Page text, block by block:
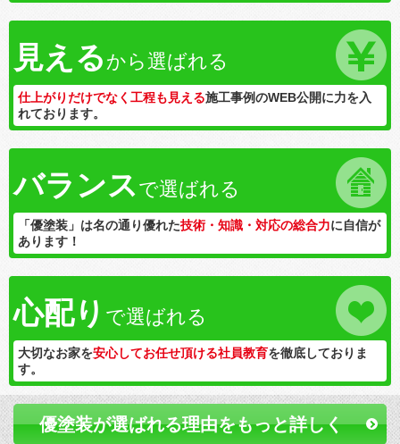
見える から選ばれる
仕上がりだけでなく工程も見える施工事例のWEB公開に力を入
れております。
バランスで選ばれる
「優塗装」は名の通り優れた技術・知識・対応の総合力に自信が
あります！
心配り で選ばれる
大切なお家を安心してお任せ頂ける社員教育を徹底しておりま
す。
優塗装が選ばれる理由をもっと詳しく